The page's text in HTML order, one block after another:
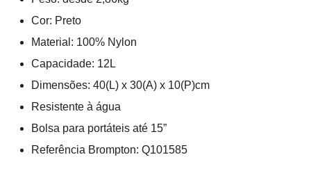
Cor: Preto
Material: 100% Nylon
Capacidade: 12L
Dimensões: 40(L) x 30(A) x 10(P)cm
Resistente à água
Bolsa para portáteis até 15”
Referência Brompton: Q101585